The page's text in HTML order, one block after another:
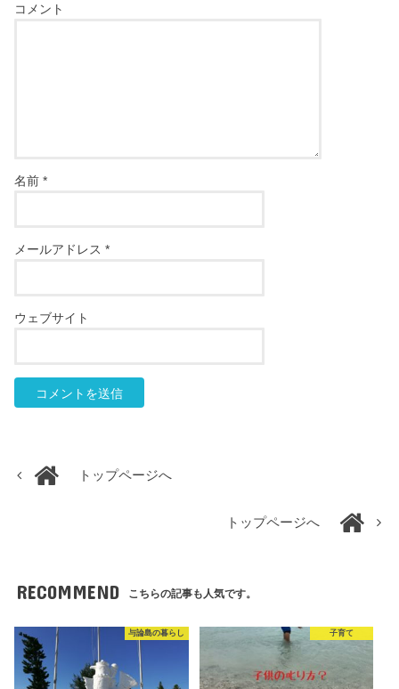
コメント
名前*
メールアドレス*
ウェブサイト
トップページへ
トップページへ
RECOMMEND こちらの記事も人気です。
与論島の暮らし 子育て